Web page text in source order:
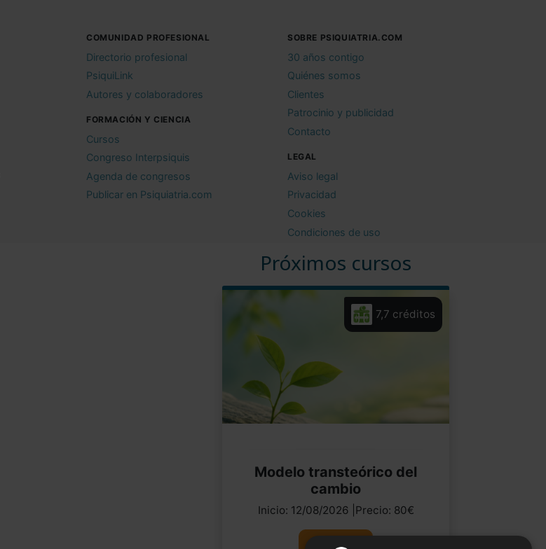
Próximos cursos
7,7 créditos
Modelo transteórico del
cambio
Inicio: 12/08/2026 |Precio: 80€
Ver curso
COMUNIDAD PROFESIONAL
Directorio profesional
PsiquiLink
Autores y colaboradores
FORMACIÓN Y CIENCIA
Cursos
Congreso Interpsiquis
Agenda de congresos
Publicar en Psiquiatria.com
SOBRE PSIQUIATRIA.COM
30 años contigo
Quiénes somos
Clientes
Patrocinio y publicidad
Contacto
LEGAL
Aviso legal
Privacidad
Cookies
Condiciones de uso